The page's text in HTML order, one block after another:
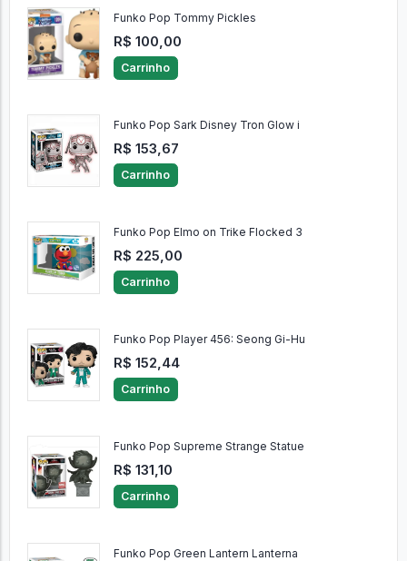
Funko Pop Tommy Pickles
R$ 100,00
Carrinho
Funko Pop Sark Disney Tron Glow i
R$ 153,67
Carrinho
Funko Pop Elmo on Trike Flocked 3
R$ 225,00
Carrinho
Funko Pop Player 456: Seong Gi-Hu
R$ 152,44
Carrinho
Funko Pop Supreme Strange Statue
R$ 131,10
Carrinho
Funko Pop Green Lantern Lanterna